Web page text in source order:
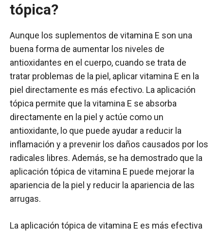
tópica?
Aunque los suplementos de vitamina E son una
buena forma de aumentar los niveles de
antioxidantes en el cuerpo, cuando se trata de
tratar problemas de la piel, aplicar vitamina E en la
piel directamente es más efectivo. La aplicación
tópica permite que la vitamina E se absorba
directamente en la piel y actúe como un
antioxidante, lo que puede ayudar a reducir la
inflamación y a prevenir los daños causados por los
radicales libres. Además, se ha demostrado que la
aplicación tópica de vitamina E puede mejorar la
apariencia de la piel y reducir la apariencia de las
arrugas.
La aplicación tópica de vitamina E es más efectiva